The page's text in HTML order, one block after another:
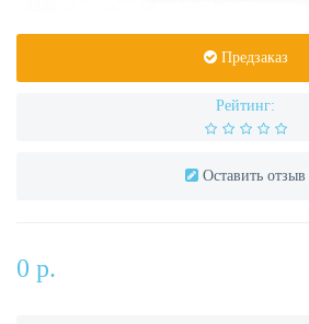
Предзаказ
Рейтинг:
Оставить отзыв
0 р.